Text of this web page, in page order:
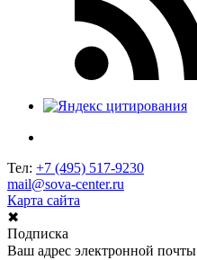
Тел: +7 (495) 517-9230
mail@sova-center.ru
Карта сайта
✖
Подписка
Ваш адрес электронной почты